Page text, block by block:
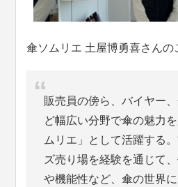
傘ソムリエ 土屋博勇喜さんの
販売員の傍ら、バイヤー
ど幅広い分野で傘の魅力
ムリエ」として活躍する
ズ売り場を経験を通じて
や機能性など、傘の世界